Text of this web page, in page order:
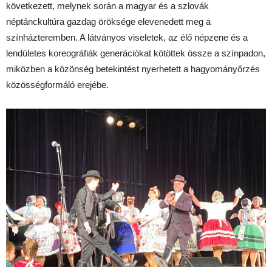
következett, melynek során a magyar és a szlovák
néptánckultúra gazdag öröksége elevenedett meg a
színházteremben. A látványos viseletek, az élő népzene és a
lendületes koreográfiák generációkat kötöttek össze a színpadon,
miközben a közönség betekintést nyerhetett a hagyományőrzés
közösségformáló erejébe.